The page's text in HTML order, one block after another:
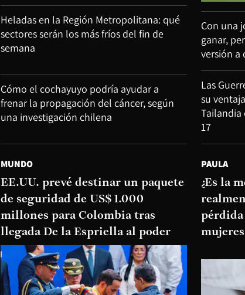
Heladas en la Región Metropolitana: qué
sectores serán los más fríos del fin de
semana
Cómo el cochayuyo podría ayudar a
frenar la propagación del cáncer, según
una investigación chilena
Con una
ganar,
versión a
Las
su
Tailandia
17
MUNDO
EE.UU. prevé destinar un paquete
de seguridad de US$ 1.000
millones para Colombia tras
llegada De la Espriella al poder
PAULA
¿Es la
pérdida
mujeres